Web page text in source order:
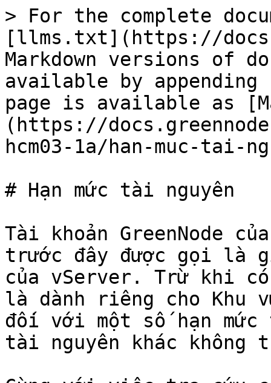
> For the complete
[llms.txt](https://
Markdown versions of
available by
page is available as
(https://
hcm03-1a/han-muc-tai-
# Hạn mức tài nguyên
Tài khoản GreenNode
trước đây được gọi là
của vServer. Trừ khi
là dành riêng cho Khu
đối với một số hạn mức
tài nguyên khác không